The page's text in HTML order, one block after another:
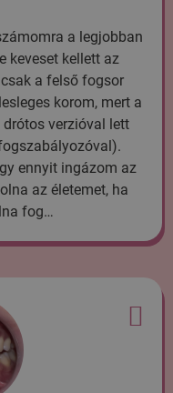
a legjobban
keveset kellett az
a felső fogsor
korom, mert a
verzióval lett
ennyit ingázom az
az életemet, ha
fog…